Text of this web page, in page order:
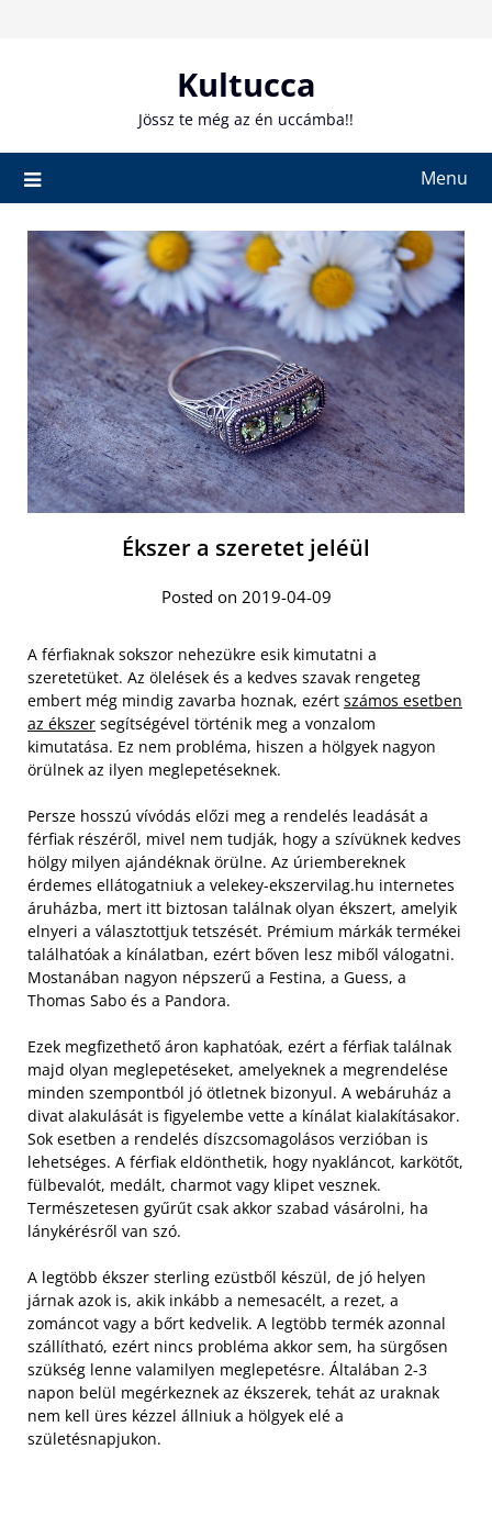
Kultucca
Jössz te még az én uccámba!!
Menu
Ékszer a szeretet jeléül
Posted on 2019-04-09
A férfiaknak sokszor nehezükre esik kimutatni a
szeretetüket. Az ölelések és a kedves szavak rengeteg
embert még mindig zavarba hoznak, ezért számos esetben
az ékszer segítségével történik meg a vonzalom
kimutatása. Ez nem probléma, hiszen a hölgyek nagyon
örülnek az ilyen meglepetéseknek.
Persze hosszú vívódás előzi meg a rendelés leadását a
férfiak részéről, mivel nem tudják, hogy a szívüknek kedves
hölgy milyen ajándéknak örülne. Az úriembereknek
érdemes ellátogatniuk a velekey-ekszervilag.hu internetes
áruházba, mert itt biztosan találnak olyan ékszert, amelyik
elnyeri a választottjuk tetszését. Prémium márkák termékei
találhatóak a kínálatban, ezért bőven lesz miből válogatni.
Mostanában nagyon népszerű a Festina, a Guess, a
Thomas Sabo és a Pandora.
Ezek megfizethető áron kaphatóak, ezért a férfiak találnak
majd olyan meglepetéseket, amelyeknek a megrendelése
minden szempontból jó ötletnek bizonyul. A webáruház a
divat alakulását is figyelembe vette a kínálat kialakításakor.
Sok esetben a rendelés díszcsomagolásos verzióban is
lehetséges. A férfiak eldönthetik, hogy nyakláncot, karkötőt,
fülbevalót, medált, charmot vagy klipet vesznek.
Természetesen gyűrűt csak akkor szabad vásárolni, ha
lánykérésről van szó.
A legtöbb ékszer sterling ezüstből készül, de jó helyen
járnak azok is, akik inkább a nemesacélt, a rezet, a
zománcot vagy a bőrt kedvelik. A legtöbb termék azonnal
szállítható, ezért nincs probléma akkor sem, ha sürgősen
szükség lenne valamilyen meglepetésre. Általában 2-3
napon belül megérkeznek az ékszerek, tehát az uraknak
nem kell üres kézzel állniuk a hölgyek elé a
születésnapjukon.